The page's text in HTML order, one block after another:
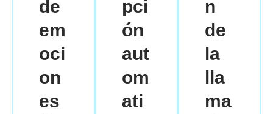
de
em
oci
on
es
pci
ón
aut
om
ati
n
de
la
lla
ma